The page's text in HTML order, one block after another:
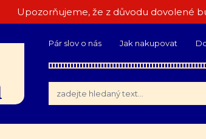
Upozorňujeme, že z důvodu dovolené
Pár slov o nás Jak nakupovat